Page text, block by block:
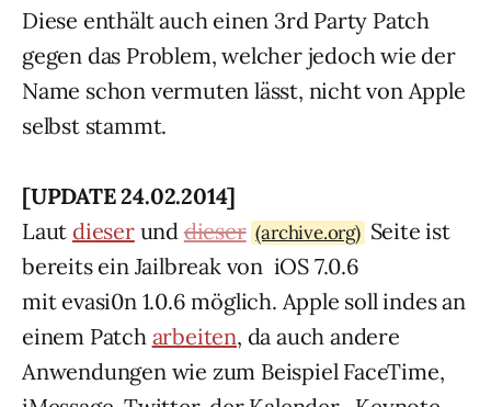
Diese enthält auch einen 3rd Party Patch
gegen das Problem, welcher jedoch wie der
Name schon vermuten lässt, nicht von Apple
selbst stammt.
[UPDATE 24.02.2014]
Laut dieserund dieser (archive.org)Seite ist
bereits ein Jailbreak von iOS 7.0.6
mit evasi0n 1.0.6 möglich. Apple soll indes an
einem Patch arbeiten, da auch andere
Anwendungen wie zum Beispiel FaceTime,